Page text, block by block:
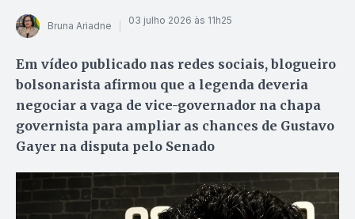
Bruna Ariadne 03 julho 2026 às 11h25
Em vídeo publicado nas redes sociais, blogueiro
bolsonarista afirmou que a legenda deveria
negociar a vaga de vice-governador na chapa
governista para ampliar as chances de Gustavo
Gayer na disputa pelo Senado